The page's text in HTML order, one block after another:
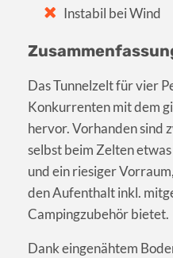
Instabil bei Wind
Das Tunnelzelt für vier
Konkurrenten mit dem
hervor. Vorhanden sind
selbst beim Zelten
und ein riesiger
den Aufenthalt inkl.
Campingzubehör bietet.
Dank eingenähtem